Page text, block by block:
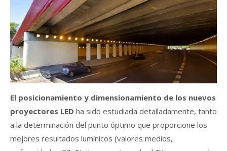
El posicionamiento y dimensionamiento de los nuevos
proyectores LED ha sido estudiada detalladamente, tanto
a la determinación del punto óptimo que proporcione los
mejores resultados lumínicos (valores medios,